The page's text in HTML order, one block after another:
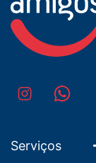
Serviços